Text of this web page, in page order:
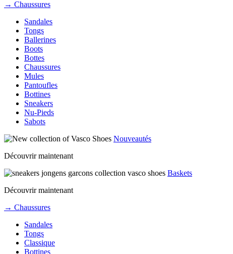
→ Chaussures
Sandales
Tongs
Ballerines
Boots
Bottes
Chaussures
Mules
Pantoufles
Bottines
Sneakers
Nu-Pieds
Sabots
Nouveautés
Découvrir maintenant
Baskets
Découvrir maintenant
→ Chaussures
Sandales
Tongs
Classique
Bottines